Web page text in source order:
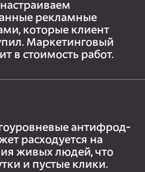
рекламные
которые клиент
Маркетинговый
в стоимость работ.
антифрод-
расходуется на
живых людей, что
и пустые клики.